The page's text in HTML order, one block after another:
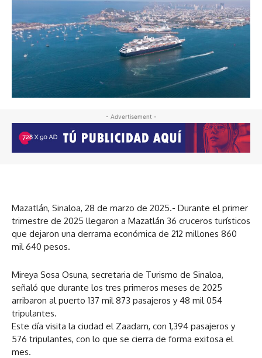
- Advertisement -
Mazatlán, Sinaloa, 28 de marzo de 2025.- Durante el primer
trimestre de 2025 llegaron a Mazatlán 36 cruceros turísticos
que dejaron una derrama económica de 212 millones 860
mil 640 pesos.
Mireya Sosa Osuna, secretaria de Turismo de Sinaloa,
señaló que durante los tres primeros meses de 2025
arribaron al puerto 137 mil 873 pasajeros y 48 mil 054
tripulantes.
Este día visita la ciudad el Zaadam, con 1,394 pasajeros y
576 tripulantes, con lo que se cierra de forma exitosa el
mes.